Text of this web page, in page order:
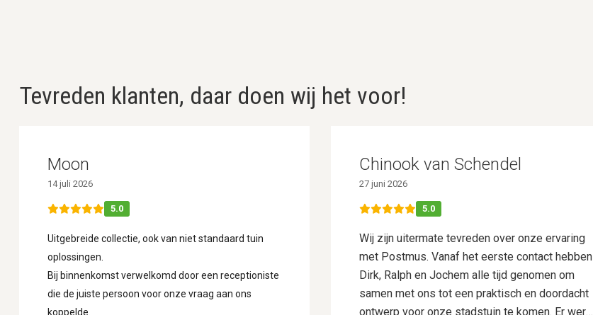
Tevreden klanten, daar doen wij het voor!
Moon
14 juli 2026
5.0
Uitgebreide collectie, ook van niet standaard tuin
oplossingen.
Bij binnenkomst verwelkomd door een receptioniste
die de juiste persoon voor onze vraag aan ons
koppelde.
Chinook van Schendel
27 juni 2026
5.0
Wij zijn uitermate tevreden over onze ervaring
met Postmus. Vanaf het eerste contact hebben
Dirk, Ralph en Jochem alle tijd genomen om
samen met ons tot een praktisch en doordacht
ontwerp voor onze stadstuin te komen. Er werd